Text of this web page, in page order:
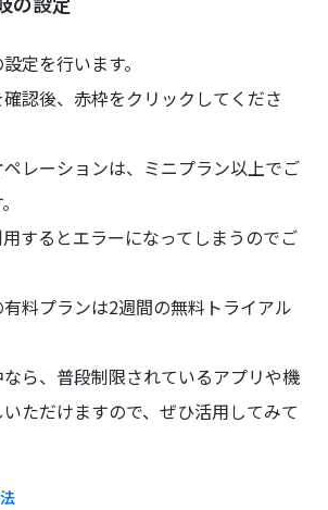
定を行います。
認後、赤枠をクリックしてくださ
レーションは、ミニプラン以上でご
するとエラーになってしまうのでご
料プランは2週間の無料トライアル
ら、普段制限されているアプリや機
ただけますので、ぜひ活用してみて